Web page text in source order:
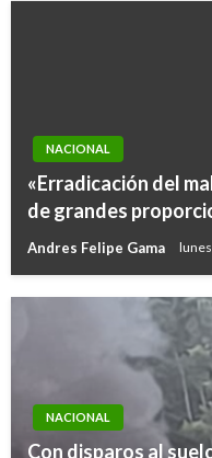
NACIONAL
«Erradicación del
de grandes
Andres Felipe Gama
NACIONAL
Con disparos al